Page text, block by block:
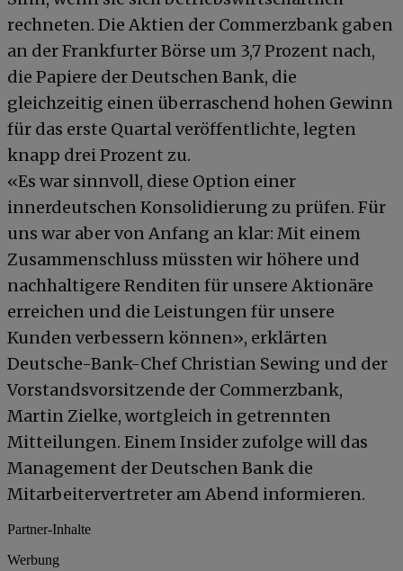
rechneten. Die Aktien der Commerzbank gaben
an der Frankfurter Börse um 3,7 Prozent nach,
die Papiere der Deutschen Bank, die
gleichzeitig einen überraschend hohen Gewinn
für das erste Quartal veröffentlichte, legten
knapp drei Prozent zu.
«Es war sinnvoll, diese Option einer
innerdeutschen Konsolidierung zu prüfen. Für
uns war aber von Anfang an klar: Mit einem
Zusammenschluss müssten wir höhere und
nachhaltigere Renditen für unsere Aktionäre
erreichen und die Leistungen für unsere
Kunden verbessern können», erklärten
Deutsche-Bank-Chef Christian Sewing und der
Vorstandsvorsitzende der Commerzbank,
Martin Zielke, wortgleich in getrennten
Mitteilungen. Einem Insider zufolge will das
Management der Deutschen Bank die
Mitarbeitervertreter am Abend informieren.
Partner-Inhalte
Werbung